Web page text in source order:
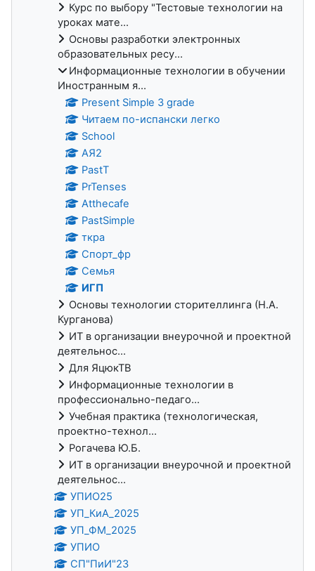
Курс по выбору "Тестовые технологии на
уроках мате...
Основы разработки электронных
образовательных ресу...
Информационные технологии в обучении
Иностранным я...
Present Simple 3 grade
Читаем по-испански легко
School
АЯ2
PastT
PrTenses
Atthecafe
PastSimple
ткра
Спорт_фр
Семья
ИГП
Основы технологии сторителлинга (Н.А.
Курганова)
ИТ в организации внеурочной и проектной
деятельнос...
Для ЯцюкТВ
Информационные технологии в
профессионально-педаго...
Учебная практика (технологическая,
проектно-технол...
Рогачева Ю.Б.
ИТ в организации внеурочной и проектной
деятельнос...
УПИО25
УП_КиА_2025
УП_ФМ_2025
УПИО
СП"ПиИ"23